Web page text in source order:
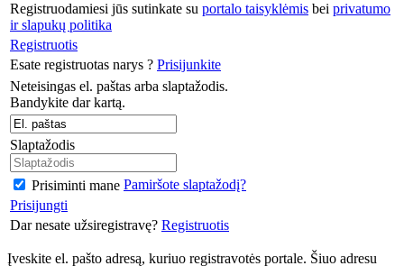
Registruodamiesi jūs sutinkate su portalo taisyklėmis bei privatumo
ir slapukų politika
Registruotis
Esate registruotas narys ? Prisijunkite
Neteisingas el. paštas arba slaptažodis.
Bandykite dar kartą.
Slaptažodis
Prisiminti mane Pamiršote slaptažodį?
Prisijungti
Dar nesate užsiregistravę? Registruotis
Įveskite el. pašto adresą, kuriuo registravotės portale. Šiuo adresu